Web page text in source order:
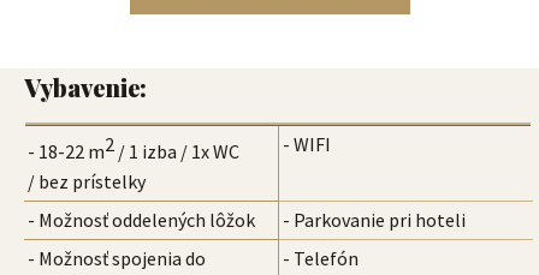
Vybavenie:
- 18-22 m2 / 1 izba / 1x WC
/ bez prístelky
- WIFI
- Možnosť oddelených lôžok
- Parkovanie pri hoteli
- Možnosť spojenia do
- Telefón